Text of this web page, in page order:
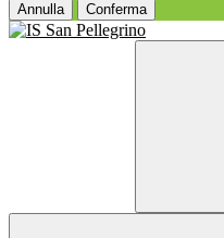
Annulla Conferma